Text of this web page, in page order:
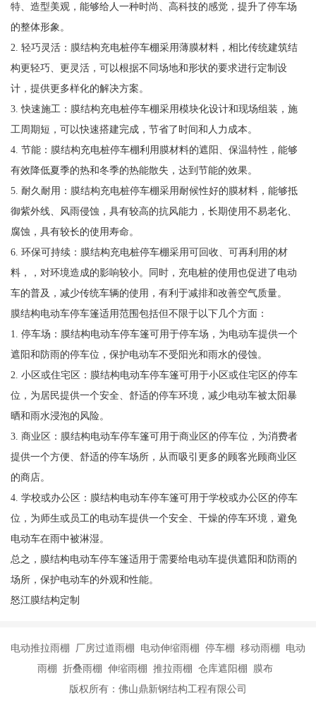
特、造型美观，能够给人一种时尚、高科技的感觉，提升了停车场
的整体形象。
2. 轻巧灵活：膜结构充电桩停车棚采用薄膜材料，相比传统建筑结
构更轻巧、更灵活，可以根据不同场地和形状的要求进行定制设
计，提供更多样化的解决方案。
3. 快速施工：膜结构充电桩停车棚采用模块化设计和现场组装，施
工周期短，可以快速搭建完成，节省了时间和人力成本。
4. 节能：膜结构充电桩停车棚利用膜材料的遮阳、保温特性，能够
有效降低夏季的热和冬季的热能散失，达到节能的效果。
5. 耐久耐用：膜结构充电桩停车棚采用耐候性好的膜材料，能够抵
御紫外线、风雨侵蚀，具有较高的抗风能力，长期使用不易老化、
腐蚀，具有较长的使用寿命。
6. 环保可持续：膜结构充电桩停车棚采用可回收、可再利用的材
料，，对环境造成的影响较小。同时，充电桩的使用也促进了电动
车的普及，减少传统车辆的使用，有利于减排和改善空气质量。
膜结构电动车停车篷适用范围包括但不限于以下几个方面：
1. 停车场：膜结构电动车停车篷可用于停车场，为电动车提供一个
遮阳和防雨的停车位，保护电动车不受阳光和雨水的侵蚀。
2. 小区或住宅区：膜结构电动车停车篷可用于小区或住宅区的停车
位，为居民提供一个安全、舒适的停车环境，减少电动车被太阳暴
晒和雨水浸泡的风险。
3. 商业区：膜结构电动车停车篷可用于商业区的停车位，为消费者
提供一个方便、舒适的停车场所，从而吸引更多的顾客光顾商业区
的商店。
4. 学校或办公区：膜结构电动车停车篷可用于学校或办公区的停车
位，为师生或员工的电动车提供一个安全、干燥的停车环境，避免
电动车在雨中被淋湿。
总之，膜结构电动车停车篷适用于需要给电动车提供遮阳和防雨的
场所，保护电动车的外观和性能。
怒江膜结构定制
电动推拉雨棚 厂房过道雨棚 电动伸缩雨棚 停车棚 移动雨棚 电动
雨棚 折叠雨棚 伸缩雨棚 推拉雨棚 仓库遮阳棚 膜布
版权所有：佛山鼎新钢结构工程有限公司